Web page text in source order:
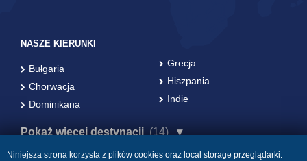
NASZE KIERUNKI
Bułgaria
Chorwacja
Dominikana
Grecja
Hiszpania
Indie
Pokaż więcej destynacji (14)
Niniejsza strona korzysta z plików cookies oraz local storage przeglądarki.